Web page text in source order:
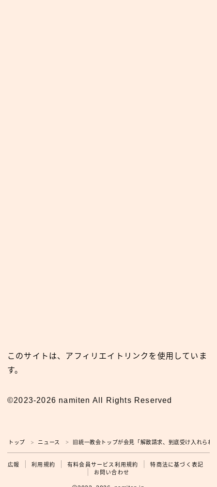
広報
このサイトは、アフィリエイトリンクを使用していま
す。
©2023-2026 namiten All Rights Reserved
トップ ＞ ニュース ＞ 旧統一教会トップが会見「解散請求、到底受け入れら
広報 利用規約 有料会員サービス利用規約
特商法に基づく表記
お問い合わせ